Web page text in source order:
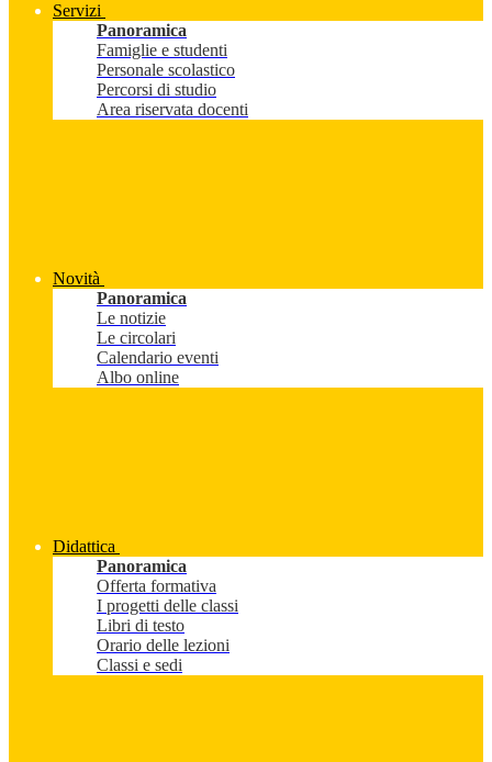
Servizi
Panoramica
Famiglie e studenti
Personale scolastico
Percorsi di studio
Area riservata docenti
Novità
Panoramica
Le notizie
Le circolari
Calendario eventi
Albo online
Didattica
Panoramica
Offerta formativa
I progetti delle classi
Libri di testo
Orario delle lezioni
Classi e sedi